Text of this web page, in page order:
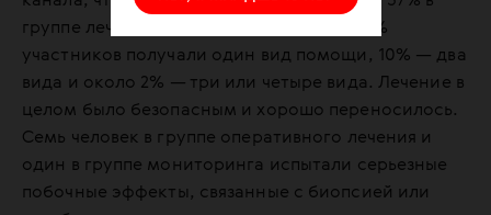
группе лечения. В ходе исследования 86%
участников получали один вид помощи, 10% — два
вида и около 2% — три или четыре вида. Лечение в
целом было безопасным и хорошо переносилось.
Семь человек в группе оперативного лечения и
один в группе мониторинга испытали серьезные
побочные эффекты, связанные с биопсией или